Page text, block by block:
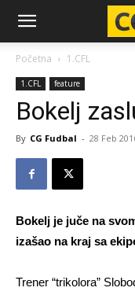
CG-
Fudbal
Početna 1.CFL
1.CFL feature
Bokelj
By CG Fudbal - 28 Feb
Bokelj je juče na
izašao na kraj sa
Trener “trikolora”